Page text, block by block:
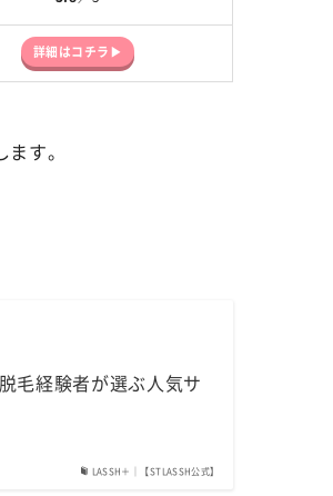
詳細はコチラ▶
す。
LASSH＋｜【STLASSH公式】
毛経験者が選ぶ人気サ